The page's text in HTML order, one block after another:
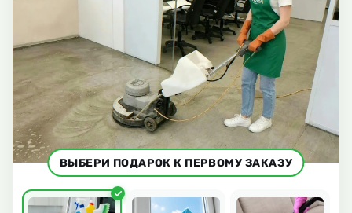
ВЫБЕРИ ПОДАРОК К ПЕРВОМУ ЗАКАЗУ